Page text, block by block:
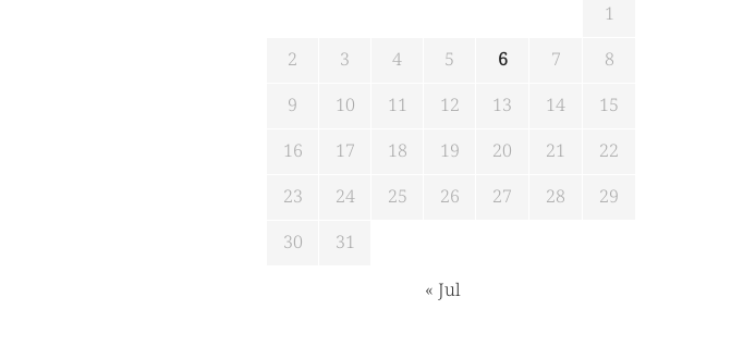
1
2
3 4 5 6 7
8
9
10 11 12 13 14
15
16
17 18 19 20 21
22
23
24 25 26 27 28
29
30
31
« Jul